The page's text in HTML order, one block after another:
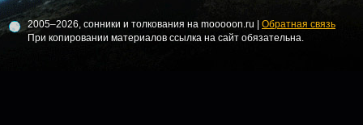
2005–2026, сонники и толкования на mooooon.ru | Обратная связь
При копировании материалов ссылка на сайт обязательна.